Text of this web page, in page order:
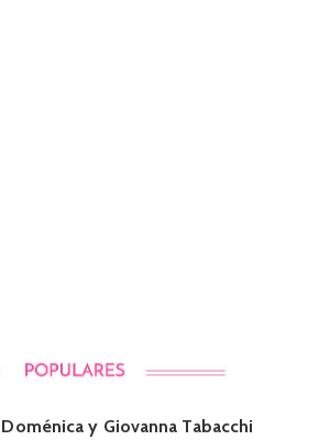
Doménica y Giovanna Tabacchi